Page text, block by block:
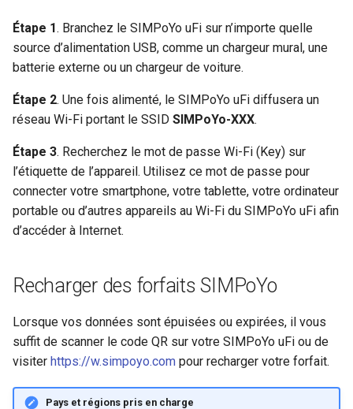
Étape 1. Branchez le SIMPoYo uFi sur n’importe quelle
source d’alimentation USB, comme un chargeur mural, une
batterie externe ou un chargeur de voiture.
Étape 2. Une fois alimenté, le SIMPoYo uFi diffusera un
réseau Wi-Fi portant le SSID SIMPoYo-XXX.
Étape 3. Recherchez le mot de passe Wi-Fi (Key) sur
l’étiquette de l’appareil. Utilisez ce mot de passe pour
connecter votre smartphone, votre tablette, votre ordinateur
portable ou d’autres appareils au Wi-Fi du SIMPoYo uFi afin
d’accéder à Internet.
Recharger des forfaits SIMPoYo
Lorsque vos données sont épuisées ou expirées, il vous
suffit de scanner le code QR sur votre SIMPoYo uFi ou de
visiter https://w.simpoyo.com pour recharger votre forfait.
Pays et régions pris en charge